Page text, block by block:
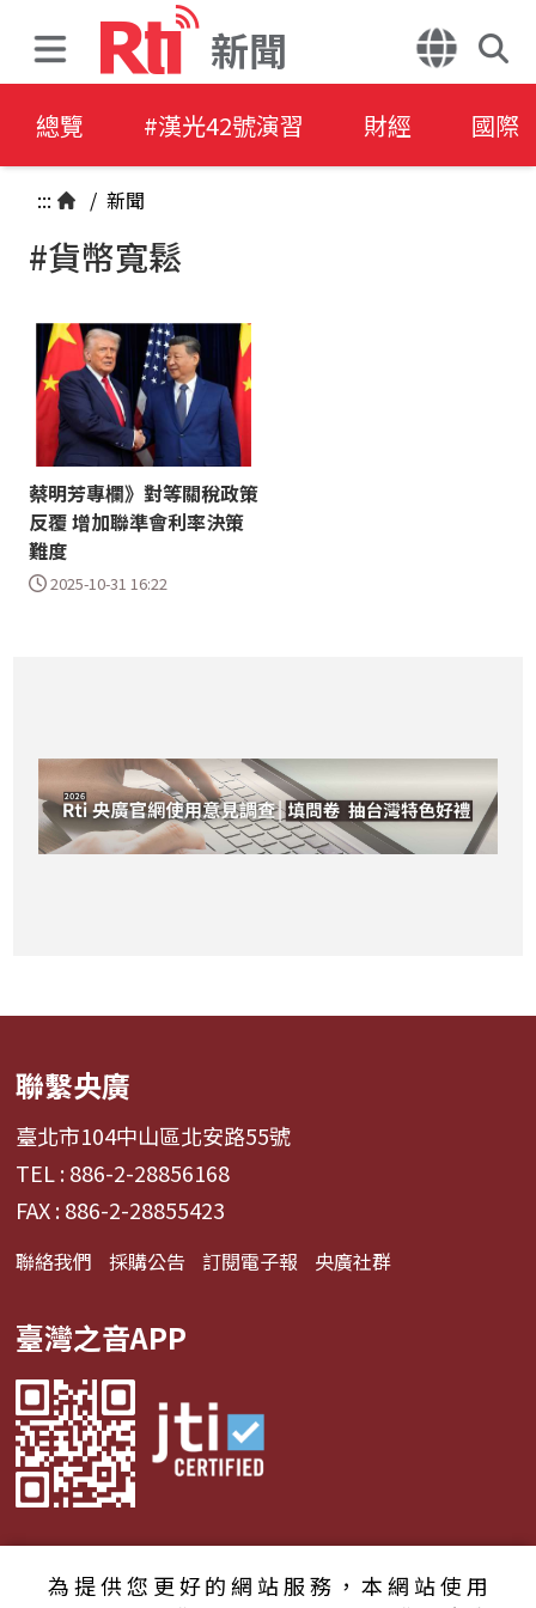
新聞
總覽 #漢光42號演習 財經 國際
::: / 新聞
#貨幣寬鬆
蔡明芳專欄》對等關稅政策
反覆 增加聯準會利率決策
難度
2025-10-31 16:22
聯繫央廣
臺北市104中山區北安路55號
TEL : 886-2-28856168
FAX : 886-2-28855423
聯絡我們 採購公告 訂閱電子報 央廣社群
臺灣之音APP
為提供您更好的網站服務，本網站使用